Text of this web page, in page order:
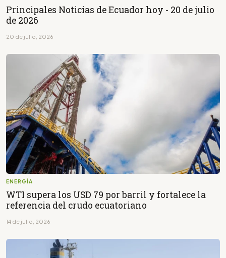
Principales Noticias de Ecuador hoy - 20 de julio
de 2026
20 de julio, 2026
ENERGÍA
WTI supera los USD 79 por barril y fortalece la
referencia del crudo ecuatoriano
14 de julio, 2026